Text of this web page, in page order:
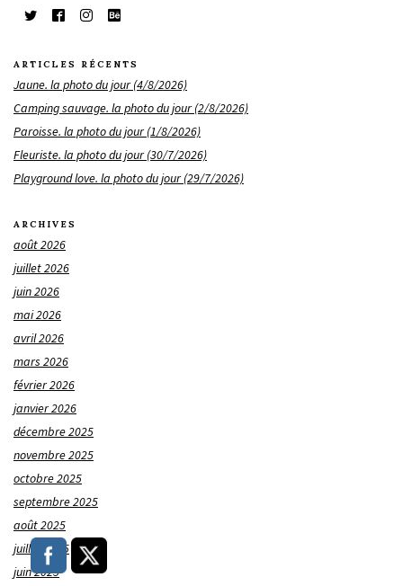
ARTICLES RÉCENTS
Jaune. la photo du jour (4/8/2026)
Camping sauvage. la photo du jour (2/8/2026)
Paroisse. la photo du jour (1/8/2026)
Fleuriste. la photo du jour (30/7/2026)
Playground love. la photo du jour (29/7/2026)
ARCHIVES
août 2026
juillet 2026
juin 2026
mai 2026
avril 2026
mars 2026
février 2026
janvier 2026
décembre 2025
novembre 2025
octobre 2025
septembre 2025
août 2025
juillet 2025
juin 2025